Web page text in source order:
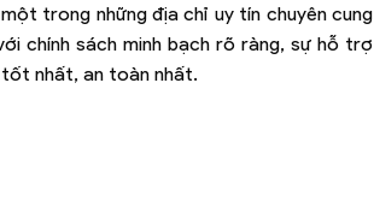
trong những địa chỉ uy tín chuyên cung
chính sách minh bạch rõ ràng, sự hỗ trợ
tốt nhất, an toàn nhất.